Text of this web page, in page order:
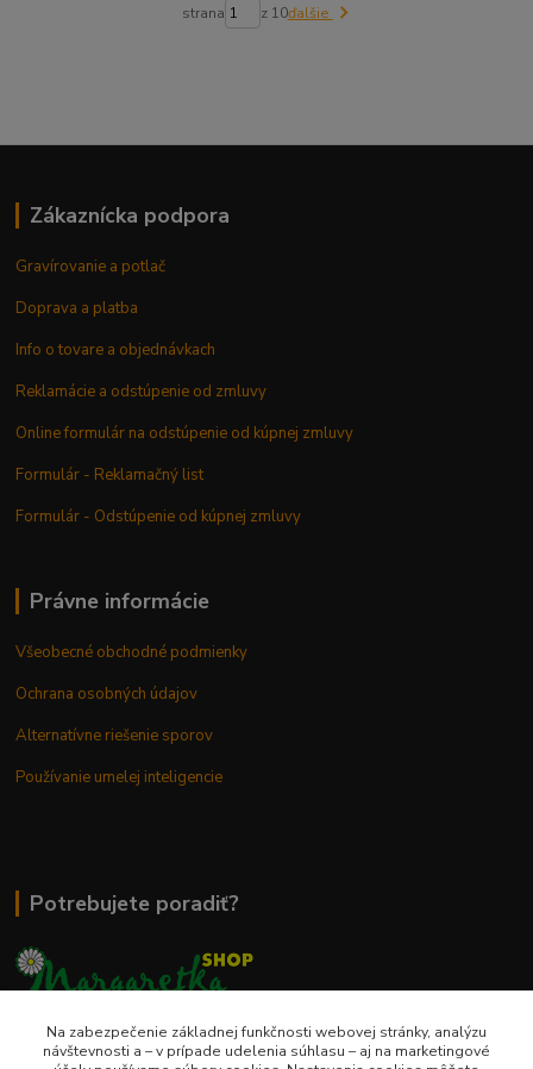
strana z 10ďalšie
Zákaznícka podpora
Gravírovanie a potlač
Doprava a platba
Info o tovare a objednávkach
Reklamácie a odstúpenie od zmluvy
Online formulár na odstúpenie od kúpnej zmluvy
Formulár - Reklamačný list
Formulár - Odstúpenie od kúpnej zmluvy
Právne informácie
Všeobecné obchodné podmienky
Ochrana osobných údajov
Alternatívne riešenie sporov
Používanie umelej inteligencie
Potrebujete poradiť?
0948 236 042
Na zabezpečenie základnej funkčnosti webovej stránky, analýzu
návštevnosti a – v prípade udelenia súhlasu – aj na marketingové